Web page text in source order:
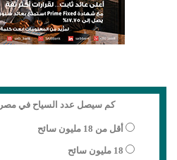
كم سيصل عدد السياح في مصر
أقل من 18 مليون سائح
18 مليون سائح